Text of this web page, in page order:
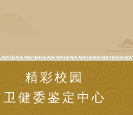
精彩校园
卫健委鉴定中心